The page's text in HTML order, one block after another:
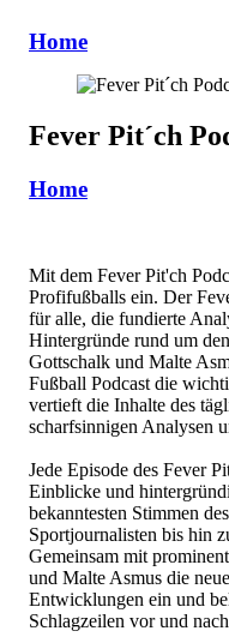
Home
Fever Pit´ch
Home
Mit dem Fever Pit'ch
Profifußballs ein. Der
für alle, die fundierte
Hintergründe rund um
Gottschalk und Malte
Fußball Podcast die
vertieft die Inhalte des
scharfsinnigen Analysen
Jede Episode des Fever
Einblicke und
bekanntesten Stimmen
Sportjournalisten bis hin
Gemeinsam mit
und Malte Asmus die
Entwicklungen ein und
Schlagzeilen vor und